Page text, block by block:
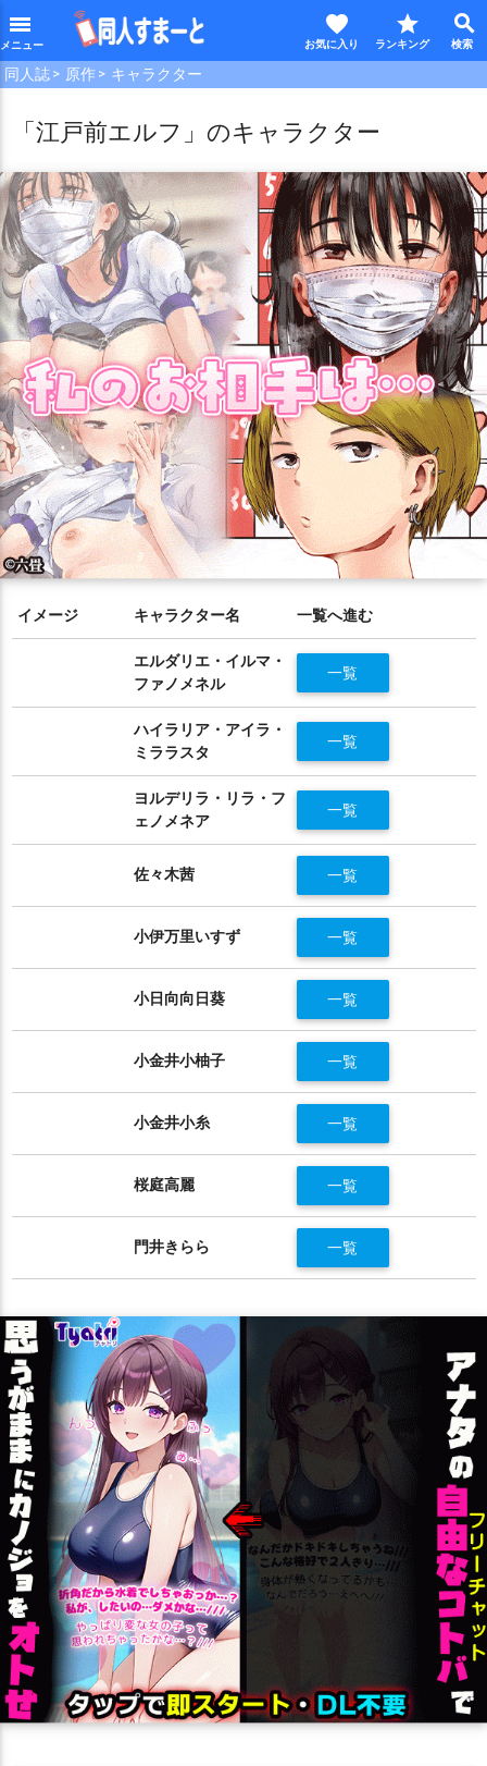
menu search
star
favorite
同人誌 原作 キャラクター
「江戸前エルフ」のキャラクター
イメージ キャラクター名 一覧へ進む
エルダリエ・イルマ・
ファノメネル
一覧
ハイラリア・アイラ・
ミララスタ
一覧
ヨルデリラ・リラ・フ
ェノメネア
一覧
佐々木茜 一覧
小伊万里いすず 一覧
小日向向日葵 一覧
小金井小柚子 一覧
小金井小糸 一覧
桜庭高麗 一覧
門井きらら 一覧